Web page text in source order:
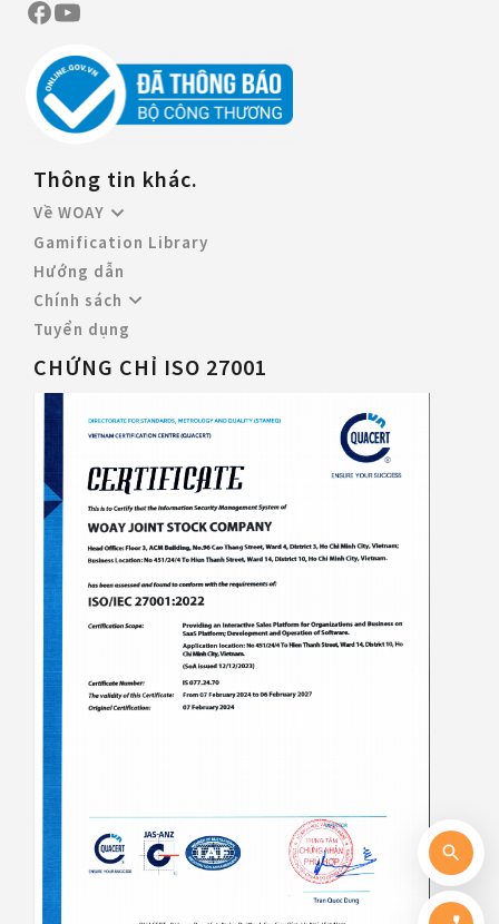
Thông tin khác.
Về WOAY
Gamification Library
Hướng dẫn
Chính sách
Tuyển dụng
CHỨNG CHỈ ISO 27001